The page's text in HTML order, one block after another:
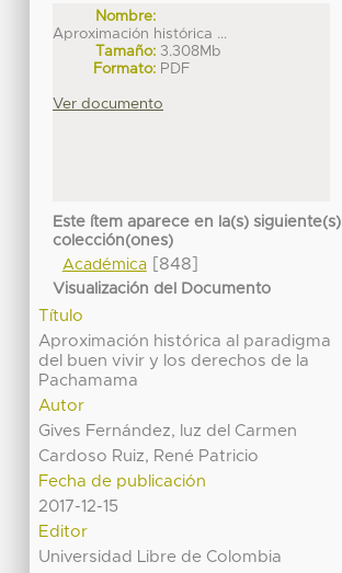
Nombre:
Aproximación histórica ...
Tamaño: 3.308Mb
Formato: PDF
Ver documento
Este ítem aparece en la(s) siguiente(s)
colección(ones)
Académica[848]
Visualización del Documento
Título
Aproximación histórica al paradigma
del buen vivir y los derechos de la
Pachamama
Autor
Gives Fernández, luz del Carmen
Cardoso Ruiz, René Patricio
Fecha de publicación
2017-12-15
Editor
Universidad Libre de Colombia